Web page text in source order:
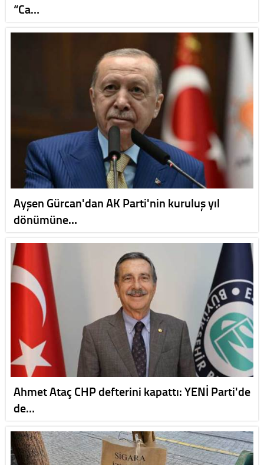
“Ca…
Ayşen Gürcan'dan AK Parti'nin kuruluş yıl
dönümüne…
Ahmet Ataç CHP defterini kapattı: YENİ Parti'de
de…